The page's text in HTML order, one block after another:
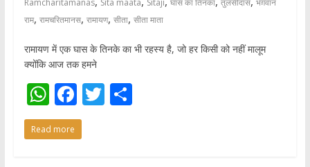
Ramcharitamanas Sita maata Sitaji घास का तिनका तुलसीदास भग़वान
राम, रामचरितमानस, रामायण, सीता, सीता माता
रामायण में एक घास के तिनके का भी रहस्य है, जो हर किसी को नहीं मालूम
क्योंकि आज तक हमने
W
h
at
F
ac
e
T S
Read more